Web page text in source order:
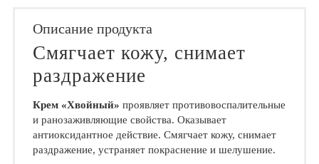
Описание продукта
Смягчает кожу, снимает
раздражение
Крем «Хвойный» проявляет противовоспалительные
и ранозаживляющие свойства. Оказывает
антиоксидантное действие. Смягчает кожу, снимает
раздражение, устраняет покраснение и шелушение.